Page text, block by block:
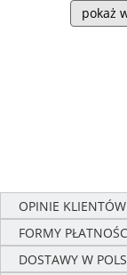
pokaż
OPINIE KLIENTÓW
FORMY
DOSTAWY W